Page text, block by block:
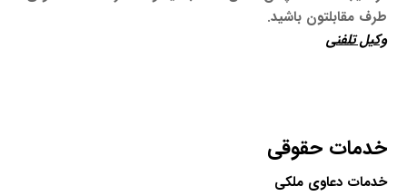
طرف مقابلتون باشید.
وکیل تلفنی
خدمات حقوقی
خدمات دعاوی ملکی